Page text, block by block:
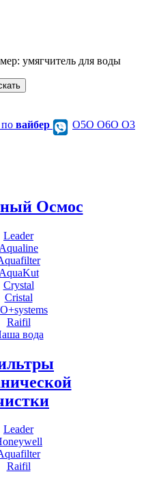
умягчитель для воды
по вайбер
О5О O6O O3
Осмос
Leader
Aqualine
AquaKut
Crystal
Cristal
Raifil
вода
Leader
Raifil